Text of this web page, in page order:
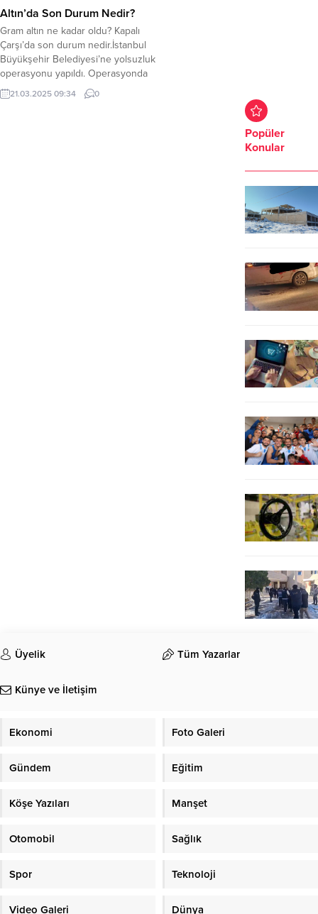
Altın’da Son Durum Nedir?
Gram altın ne kadar oldu? Kapalı
Çarşı’da son durum nedir.İstanbul
Büyükşehir Belediyesi’ne yolsuzluk
operasyonu yapıldı. Operasyonda
İstanbul Büyükşehir Belediye
başkanı Ekrem İmamoğlu ve 105
21.03.2025 09:34 0
Popüler
Konular
Üyelik Tüm Yazarlar
Künye ve İletişim
Ekonomi Foto Galeri
Gündem Eğitim
Köşe Yazıları Manşet
Otomobil Sağlık
Spor Teknoloji
Video Galeri Dünya